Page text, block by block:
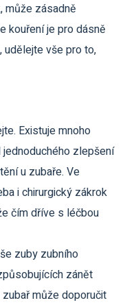
může zásadně
kouření je pro dásně
udělejte vše pro to,
Existuje mnoho
zlepšení
u zubaře. Ve
i chirurgický zákrok
čím dříve s léčbou
zuby zubního
zánět
může doporučit